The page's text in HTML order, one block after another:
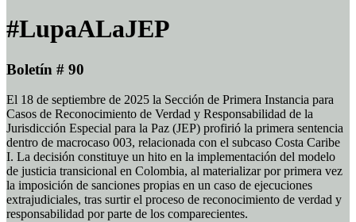
#LupaALaJEP
Boletín # 90
El 18 de septiembre de 2025 la Sección de Primera Instancia para
Casos de Reconocimiento de Verdad y Responsabilidad de la
Jurisdicción Especial para la Paz (JEP) profirió la primera sentencia
dentro de macrocaso 003, relacionada con el subcaso Costa Caribe
I. La decisión constituye un hito en la implementación del modelo
de justicia transicional en Colombia, al materializar por primera vez
la imposición de sanciones propias en un caso de ejecuciones
extrajudiciales, tras surtir el proceso de reconocimiento de verdad y
responsabilidad por parte de los comparecientes.